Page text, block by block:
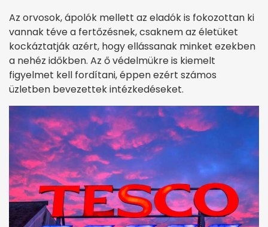
Az orvosok, ápolók mellett az eladók is fokozottan ki
vannak téve a fertőzésnek, csaknem az életüket
kockáztatják azért, hogy ellássanak minket ezekben
a nehéz időkben. Az ő védelmükre is kiemelt
figyelmet kell fordítani, éppen ezért számos
üzletben bevezettek intézkedéseket.